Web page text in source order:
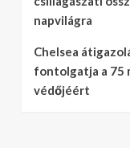
napvilágra
Chelsea
fontolgatja a 75
védőjéért